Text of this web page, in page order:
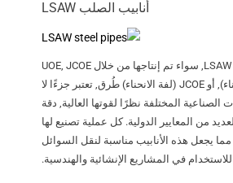
أنابيب الصلب LSAW
أنابيب الصلب LSAW, سواء تم إنتاجها من خلال UOE, JCOE
(اضغط على الانحناء), أو JCOE (لفة الانحناء) طُرق, تعتبر جزءًا لا
الصناعية المختلفة نظرًا لقوتها العالية, دقة
للعديد من المعايير الدولية. كل عملية تصنيع لها
مما يجعل هذه الأنابيب مناسبة لنقل السوائل
في المشاريع الإنشائية والهندسية.